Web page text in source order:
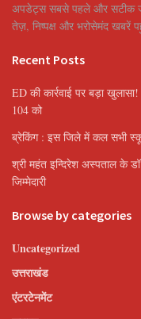
अपडेट्स सबसे पहले और सटीक
तेज़, निष्पक्ष और भरोसेमंद खबरें
Recent Posts
ED की कार्रवाई पर बड़ा
104 को
ब्रेकिंग : इस जिले में कल सभी
श्री महंत इन्दिरेश अस्पताल के
जिम्मेदारी
Browse by categories
Uncategorized
उत्तराखंड
एंटरटेनमेंट